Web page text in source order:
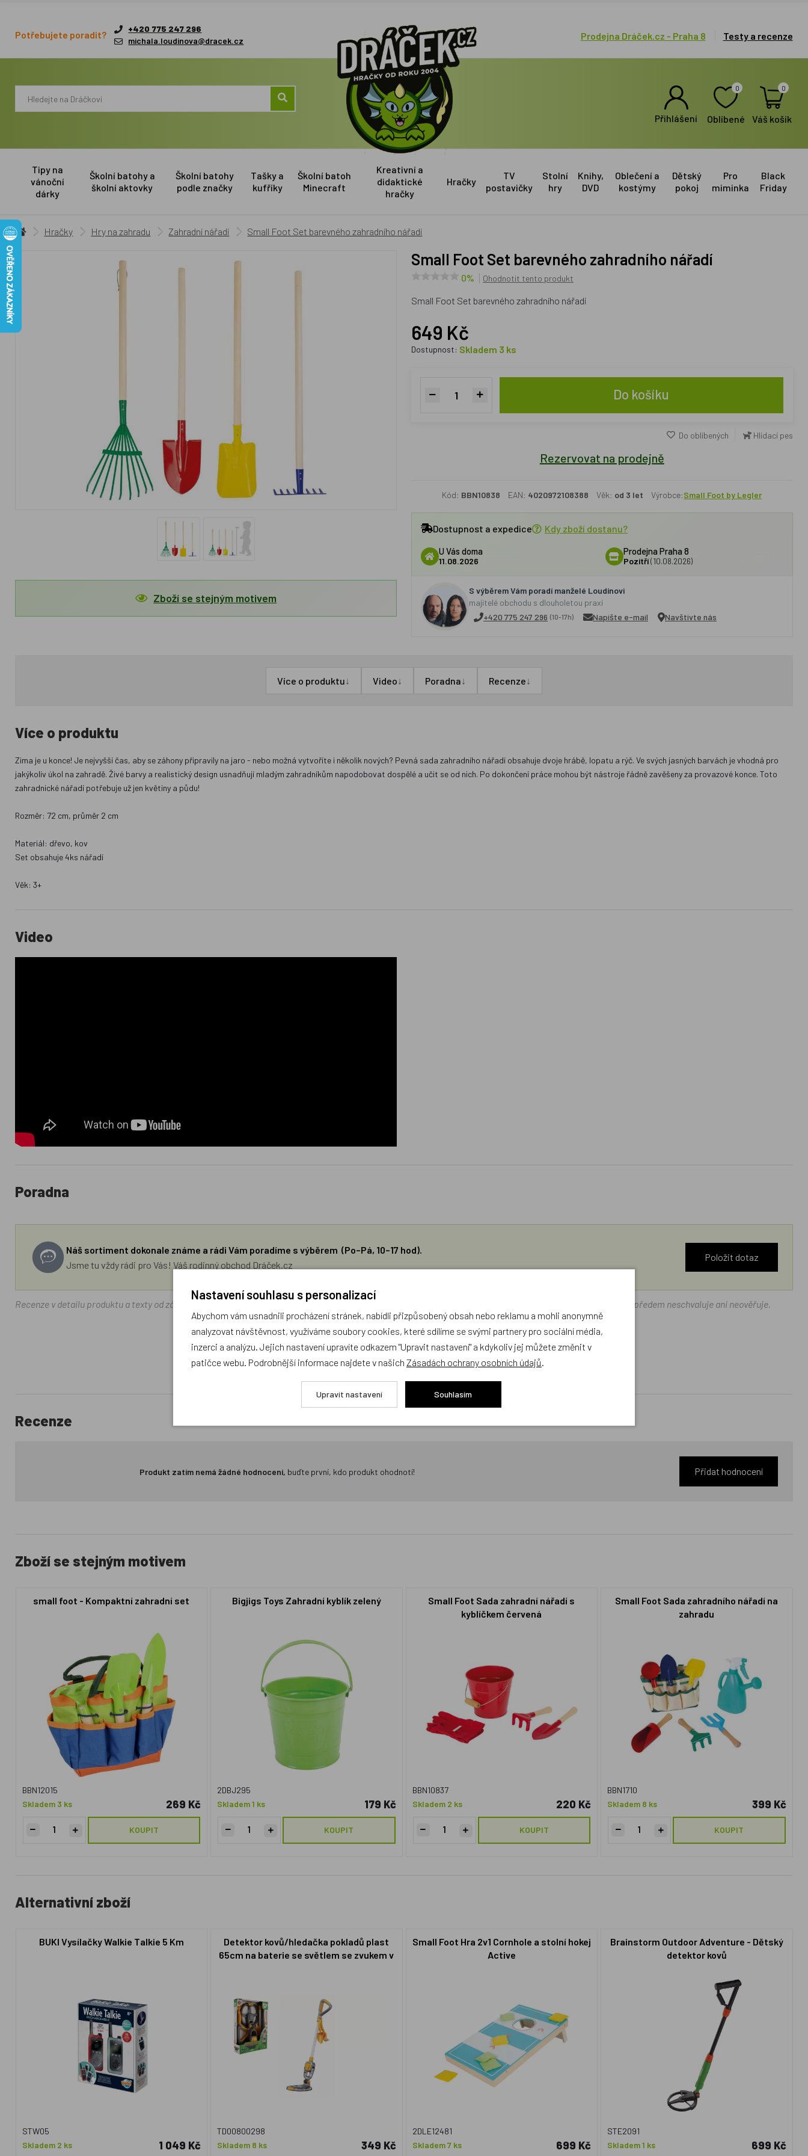
Potřebujete poradit?
+420 775 247 296
michala.loudinova@dracek.cz
Prodejna Dráček.cz - Praha 8 Testy a recenze
Přihlášení
0
Oblíbené
0
Váš košík
Tipy na
vánoční
dárky
Školní batohy a
školní aktovky
Školní batohy
podle značky
Tašky a
kufříky
Školní batoh
Minecraft
Kreativní a
didaktické
hračky
Hračky
TV
postavičky
Stolní
hry
Knihy,
DVD
Oblečení a
kostýmy
Dětský
pokoj
Pro
miminka
Black
Friday
Hračky Hry na zahradu Zahradní nářadí Small Foot Set barevného zahradního nářadí
Zboží se stejným motivem
Small Foot Set barevného zahradního nářadí
0% Ohodnotit tento produkt
Small Foot Set barevného zahradního nářadí
649 Kč
Dostupnost: Skladem 3 ks
Do košíku
Do oblíbených Hlídací pes
Rezervovat na prodejně
Kód: BBN10838 EAN: 4020972108388 Věk: od 3 let Výrobce:Small Foot by Legler
Dostupnost a expedice Kdy zboží dostanu?
U Vás doma
11.08.2026
Prodejna Praha 8
Pozítří(10.08.2026)
S výběrem Vám poradí manželé Loudínovi
majitelé obchodu s dlouholetou praxí
+420 775 247 296 (10-17h) Napište e-mail Navštivte nás
Více o produktu↓ Video↓ Poradna↓ Recenze↓
Více o produktu
Zima je u konce! Je nejvyšší čas, aby se záhony připravily na jaro - nebo možná vytvoříte i několik nových? Pevná sada zahradního nářadí obsahuje dvoje hrábě, lopatu a rýč. Ve svých jasných barvách je vhodná pro
jakýkoliv úkol na zahradě. Živé barvy a realistický design usnadňují mladým zahradníkům napodobovat dospělé a učit se od nich. Po dokončení práce mohou být nástroje řádně zavěšeny za provazové konce. Toto
zahradnické nářadí potřebuje už jen květiny a půdu!
Rozměr: 72 cm, průměr 2 cm
Materiál: dřevo, kov
Set obsahuje 4ks nářadí
Věk: 3+
Video
Poradna
Náš sortiment dokonale známe a rádi Vám poradíme s výběrem (Po–Pá, 10–17 hod).
Jsme tu vždy rádi pro Vás! Váš rodinný obchod Dráček.cz
Položit dotaz
Recenze v detailu produktu a texty od zákazníků v poradně odrážejí výhradně názory a stanoviska zákazníků. Provozovatel e-shopu Dráček.cz texty zákazníků předem neschvaluje ani neověřuje.
Zatím zde nejsou žádné dotazy. Buďte první, kdo se zeptá!
Recenze
Produkt zatím nemá žádné hodnocení, buďte první, kdo produkt ohodnotí! Přidat hodnocení
Zboží se stejným motivem
small foot - Kompaktní zahradní set
BBN12015
Skladem 3 ks
269 Kč
KOUPIT
Bigjigs Toys Zahradní kyblík zelený
2DBJ295
Skladem 1 ks
179 Kč
KOUPIT
Small Foot Sada zahradní nářadí s
kyblíčkem červená
BBN10837
Skladem 2 ks
220 Kč
KOUPIT
Small Foot Sada zahradního nářadí na
zahradu
BBN1710
Skladem 8 ks
399 Kč
KOUPIT
Alternativní zboží
BUKI Vysílačky Walkie Talkie 5 Km
STW05
Skladem 2 ks
1 049 Kč
Detektor kovů/hledačka pokladů plast
65cm na baterie se světlem se zvukem v
TD00800298
Skladem 8 ks
349 Kč
Small Foot Hra 2v1 Cornhole a stolní hokej
Active
2DLE12481
Skladem 7 ks
699 Kč
Brainstorm Outdoor Adventure - Dětský
detektor kovů
STE2091
Skladem 1 ks
699 Kč
Nastavení souhlasu s personalizací
Abychom vám usnadnili procházení stránek, nabídli přizpůsobený obsah nebo reklamu a mohli anonymně
analyzovat návštěvnost, využíváme soubory cookies, které sdílíme se svými partnery pro sociální média,
inzerci a analýzu. Jejich nastavení upravíte odkazem "Upravit nastavení" a kdykoliv jej můžete změnit v
patičce webu. Podrobnější informace najdete v našich Zásadách ochrany osobních údajů.
Upravit nastavení Souhlasím